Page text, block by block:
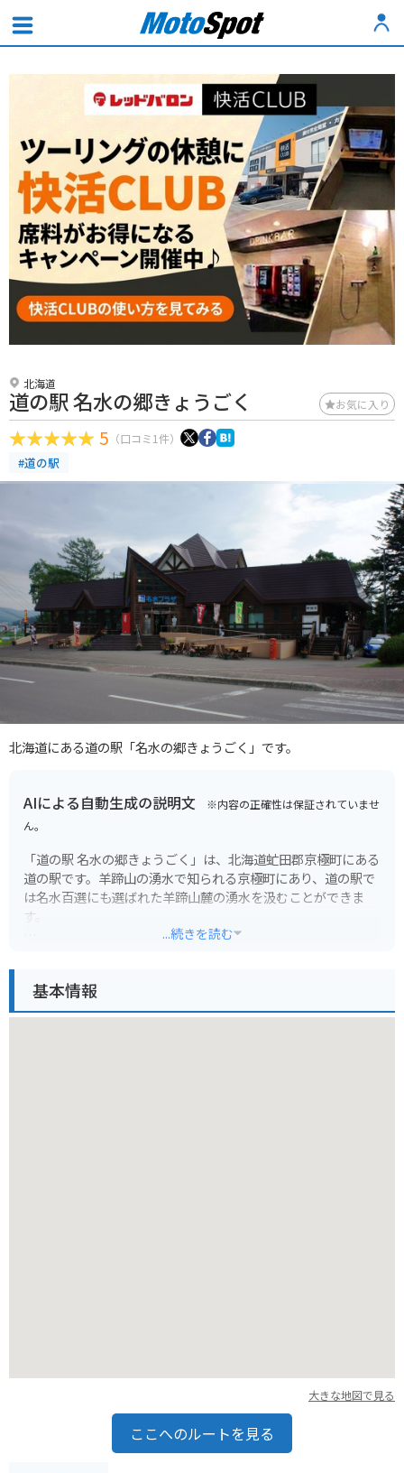
北海道
道の駅 名水の郷きょうごく お気に入り
5 （口コミ1件）
#道の駅
北海道にある道の駅「名水の郷きょうごく」です。
AIによる自動生成の説明文 ※内容の正確性は保証されていませ
ん。
「道の駅 名水の郷きょうごく」は、北海道虻田郡京極町にある
道の駅です。羊蹄山の湧水で知られる京極町にあり、道の駅で
は名水百選にも選ばれた羊蹄山麓の湧水を汲むことができま
す。
ピングや食事も楽しめます。特に、名水コーヒーや京極町のブ
ランド牛乳を使ったソフトクリームが人気です。
...続きを読む
基本情報
大きな地図で見る
ここへのルートを見る